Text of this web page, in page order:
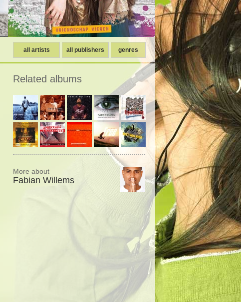
all artists all publishers genres
Related albums
More about
Fabian Willems